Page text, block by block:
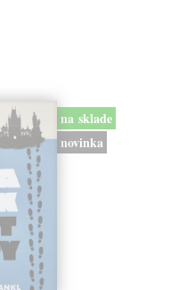
na sklade
novinka